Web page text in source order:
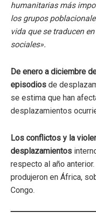
humanitarias más
los grupos
vida que se traducen
sociales».
De enero a diciembre
episodios de
se estima que han
desplazamientos
Los conflictos y la
desplazamientos
respecto al año
produjeron en África,
Congo.